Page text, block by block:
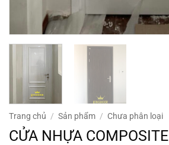
Trang chủ / Sản phẩm / Chưa phân loại
CỬA NHỰA COMPOSITE